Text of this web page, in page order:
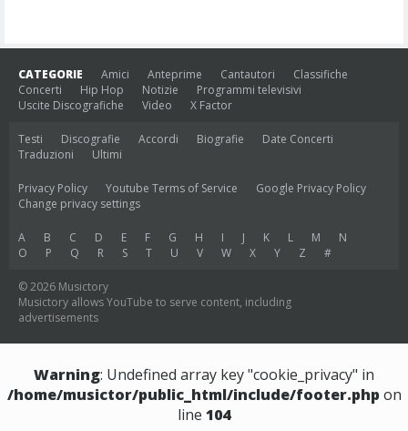
CATEGORIE Amici Anteprime Cantautori
Classifiche
Concerti
Hip Hop Notizie
Programmi televisivi
Uscite Discografiche
Video X Factor
Testi Discografie Accordi Biografie
Date Concerti
Traduzioni
Ultimi
Privacy Policy Youtube Terms of Service
Google Privacy Policy
Change privacy settings
A B C D E F G H I J K L M
N
O
P Q R S T U V W X Y Z #
© 2026 Musictory
Musictory allows YouTube to serve content, including
advertisements
Warning: Undefined array key "cookie_privacy" in
/home/musictor/public_html/include/footer.php on
line 104